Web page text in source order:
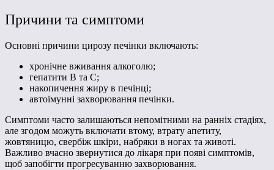
Причини та симптоми
Основні причини цирозу печінки включають:
хронічне вживання алкоголю;
гепатити В та С;
накопичення жиру в печінці;
автоімунні захворювання печінки.
Симптоми часто залишаються непомітними на ранніх стадіях,
але згодом можуть включати втому, втрату апетиту,
жовтяницю, свербіж шкіри, набряки в ногах та животі.
Важливо вчасно звернутися до лікаря при появі симптомів,
щоб запобігти прогресуванню захворювання.